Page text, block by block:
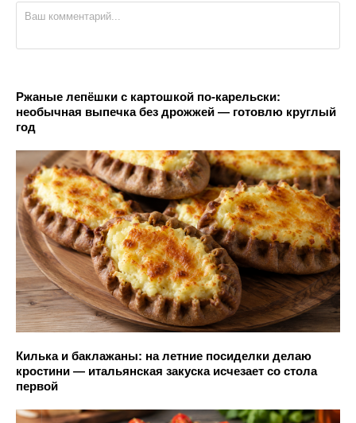
Ржаные лепёшки с картошкой по-карельски:
необычная выпечка без дрожжей — готовлю круглый
год
Килька и баклажаны: на летние посиделки делаю
кростини — итальянская закуска исчезает со стола
первой